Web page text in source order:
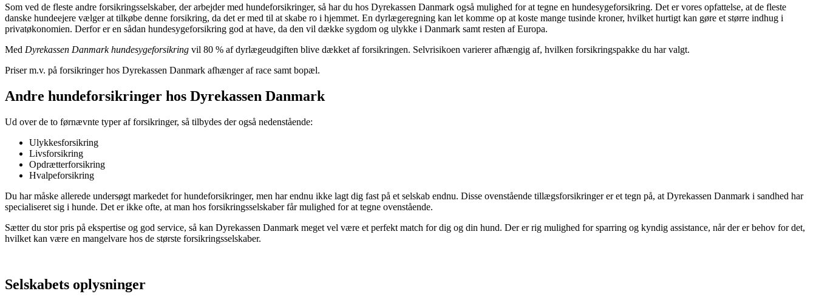
Som ved de fleste andre forsikringsselskaber, der arbejder med hundeforsikringer, så har du hos Dyrekassen Danmark også mulighed for at tegne en hundesygeforsikring. Det er vores opfattelse, at de fleste
danske hundeejere vælger at tilkøbe denne forsikring, da det er med til at skabe ro i hjemmet. En dyrlægeregning kan let komme op at koste mange tusinde kroner, hvilket hurtigt kan gøre et større indhug i
privatøkonomien. Derfor er en sådan hundesygeforsikring god at have, da den vil dække sygdom og ulykke i Danmark samt resten af Europa.
Med Dyrekassen Danmark hundesygeforsikring vil 80 % af dyrlægeudgiften blive dækket af forsikringen. Selvrisikoen varierer afhængig af, hvilken forsikringspakke du har valgt.
Priser m.v. på forsikringer hos Dyrekassen Danmark afhænger af race samt bopæl.
Andre hundeforsikringer hos Dyrekassen Danmark
Ud over de to førnævnte typer af forsikringer, så tilbydes der også nedenstående:
Ulykkesforsikring
Livsforsikring
Opdrætterforsikring
Hvalpeforsikring
Du har måske allerede undersøgt markedet for hundeforsikringer, men har endnu ikke lagt dig fast på et selskab endnu. Disse ovenstående tillægsforsikringer er et tegn på, at Dyrekassen Danmark i sandhed har
specialiseret sig i hunde. Det er ikke ofte, at man hos forsikringsselskaber får mulighed for at tegne ovenstående.
Sætter du stor pris på ekspertise og god service, så kan Dyrekassen Danmark meget vel være et perfekt match for dig og din hund. Der er rig mulighed for sparring og kyndig assistance, når der er behov for det,
hvilket kan være en mangelvare hos de største forsikringsselskaber.
Selskabets oplysninger